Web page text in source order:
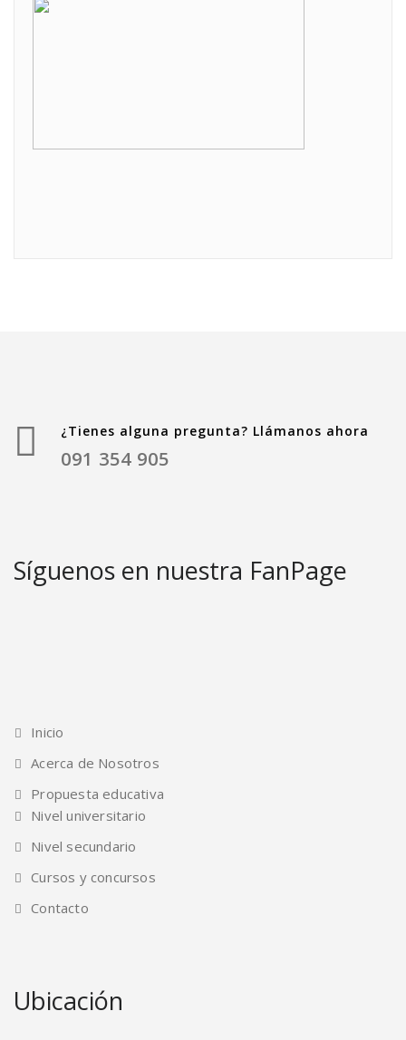
¿Tienes alguna pregunta? Llámanos ahora
091 354 905
Síguenos en nuestra FanPage
Inicio
Acerca de Nosotros
Propuesta educativa
Nivel universitario
Nivel secundario
Cursos y concursos
Contacto
Ubicación